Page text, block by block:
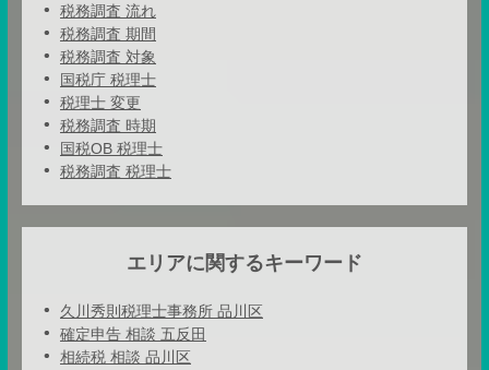
税務調査 流れ
税務調査 期間
税務調査 対象
国税庁 税理士
税理士 変更
税務調査 時期
国税OB 税理士
税務調査 税理士
エリアに関するキーワード
久川秀則税理士事務所 品川区
確定申告 相談 五反田
相続税 相談 品川区